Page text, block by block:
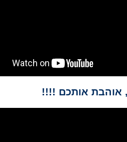
, אוהבת אותכם !!!!